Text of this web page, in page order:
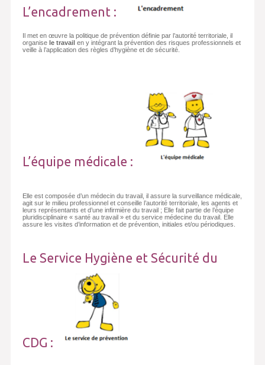
L’encadrement :
Il met en œuvre la politique de prévention définie par l’autorité territoriale, il
organise le travailen y intégrant la prévention des risques professionnels et
veille à l’application des règles d’hygiène et de sécurité.
L’équipe médicale :
Elle est composée d’un médecin du travail, il assure la surveillance médicale,
agit sur le milieu professionnel et conseille l’autorité territoriale, les agents et
leurs représentants et d’une infirmière du travail ; Elle fait partie de l’équipe
pluridisciplinaire « santé au travail » et du service médecine du travail. Elle
assure les visites d’information et de prévention, initiales et/ou périodiques.
Le Service Hygiène et Sécurité du
CDG :